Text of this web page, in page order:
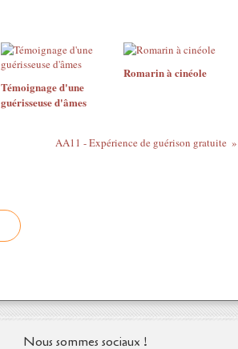
Témoignage d'une
guérisseuse d'âmes
Romarin à cinéole
AA11 - Expérience de guérison gratuite
Nous sommes sociaux !